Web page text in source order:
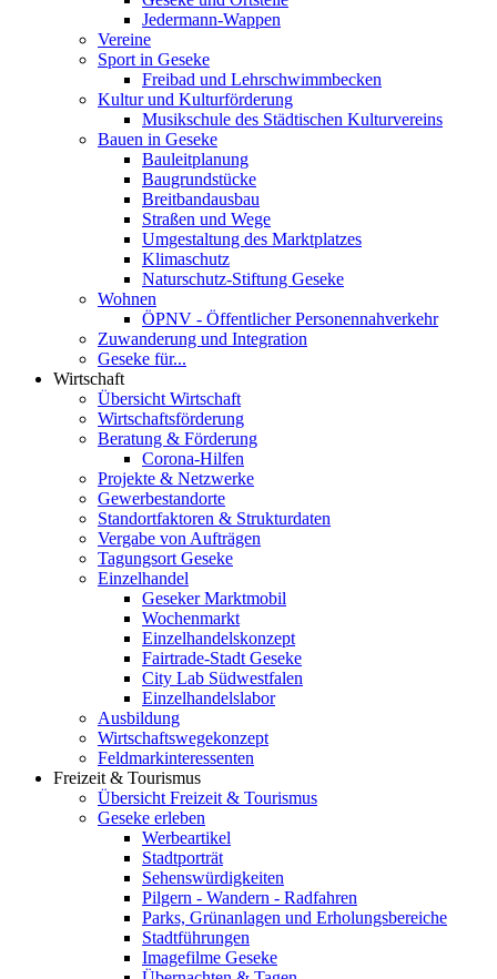
Jedermann-Wappen
Vereine
Sport in Geseke
Freibad und Lehrschwimmbecken
Kultur und Kulturförderung
Musikschule des Städtischen Kulturvereins
Bauen in Geseke
Bauleitplanung
Baugrundstücke
Breitbandausbau
Straßen und Wege
Umgestaltung des Marktplatzes
Klimaschutz
Naturschutz-Stiftung Geseke
Wohnen
ÖPNV - Öffentlicher Personennahverkehr
Zuwanderung und Integration
Geseke für...
Wirtschaft
Übersicht Wirtschaft
Wirtschaftsförderung
Beratung & Förderung
Corona-Hilfen
Projekte & Netzwerke
Gewerbestandorte
Standortfaktoren & Strukturdaten
Vergabe von Aufträgen
Tagungsort Geseke
Einzelhandel
Geseker Marktmobil
Wochenmarkt
Einzelhandelskonzept
Fairtrade-Stadt Geseke
City Lab Südwestfalen
Einzelhandelslabor
Ausbildung
Wirtschaftswegekonzept
Feldmarkinteressenten
Freizeit & Tourismus
Übersicht Freizeit & Tourismus
Geseke erleben
Werbeartikel
Stadtporträt
Sehenswürdigkeiten
Pilgern - Wandern - Radfahren
Parks, Grünanlagen und Erholungsbereiche
Stadtführungen
Imagefilme Geseke